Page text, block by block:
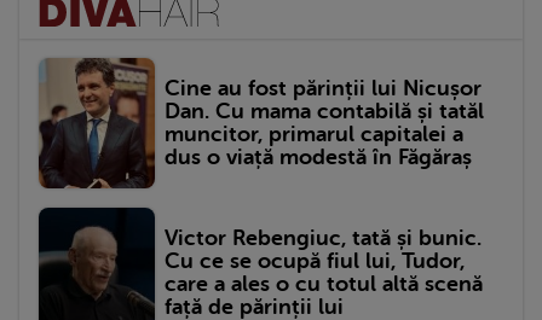
Cine au fost părinții lui Nicușor
Dan. Cu mama contabilă și tatăl
muncitor, primarul capitalei a
dus o viață modestă în Făgăraș
Victor Rebengiuc, tată și bunic.
Cu ce se ocupă fiul lui, Tudor,
care a ales o cu totul altă scenă
față de părinții lui